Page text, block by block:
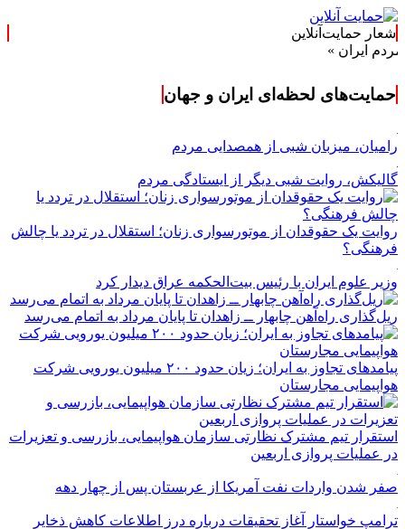
شعار حمایت‌آنلاین
حمایت‌های لحظه‌ای ایران و جهان
رامیان، میزبان شبی از همصدایی مردم
گالیکش، روایت شبی دیگر از ایستادگی مردم
روایت یک حقوقدان از موتورسواری زنان؛ استقلال در تردد یا چالش
فرهنگی؟
وزیر علوم ایران با رئیس بیت‌الحکمه عراق دیدار کرد
ریل‌گذاری راه‌آهن چابهار ــ زاهدان تا پایان مرداد به اتمام می‌رسد
پیامدهای تجاوز به ایران؛ زیان حدود ۲۰۰ میلیون یورویی شرکت
هواپیمایی مجارستان
استقرار تیم مشترک نظارتی سازمان هواپیمایی، بازرسی و تعزیرات
در عملیات پروازی اربعین
صفر شدن واردات نفت آمریکا از عربستان پس از چهار دهه
ترامپ خواستار آغاز تحقیقات درباره درز اطلاعات کاهش ذخایر